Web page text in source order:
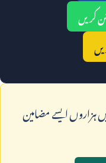
کریں
ہزاروں ايسے مضامين